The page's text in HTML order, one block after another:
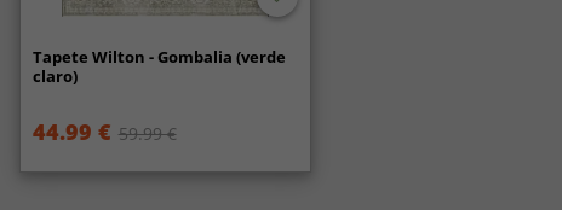
Tapete Wilton - Gombalia (verde
claro)
44.99 € 59.99 €